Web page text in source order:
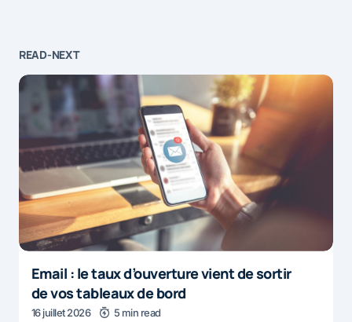
READ-NEXT
Email : le taux d’ouverture vient de sortir
de vos tableaux de bord
16 juillet 2026 5 min read